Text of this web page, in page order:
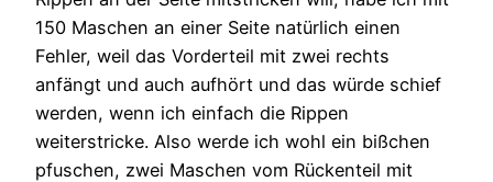
150 Maschen an einer Seite natürlich einen
Fehler, weil das Vorderteil mit zwei rechts
anfängt und auch aufhört und das würde schief
werden, wenn ich einfach die Rippen
weiterstricke. Also werde ich wohl ein bißchen
pfuschen, zwei Maschen vom Rückenteil mit